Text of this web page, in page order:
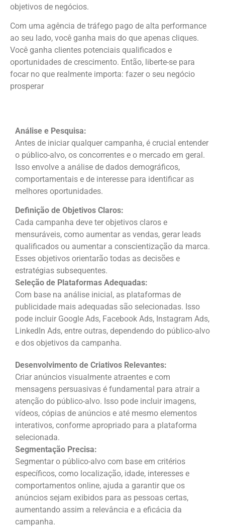
objetivos de negócios.
Com uma agência de tráfego pago de alta performance
ao seu lado, você ganha mais do que apenas cliques.
Você ganha clientes potenciais qualificados e
oportunidades de crescimento. Então, liberte-se para
focar no que realmente importa: fazer o seu negócio
prosperar
Análise e Pesquisa:
Antes de iniciar qualquer campanha, é crucial entender
o público-alvo, os concorrentes e o mercado em geral.
Isso envolve a análise de dados demográficos,
comportamentais e de interesse para identificar as
melhores oportunidades.
Definição de Objetivos Claros:
Cada campanha deve ter objetivos claros e
mensuráveis, como aumentar as vendas, gerar leads
qualificados ou aumentar a conscientização da marca.
Esses objetivos orientarão todas as decisões e
estratégias subsequentes.
Seleção de Plataformas Adequadas:
Com base na análise inicial, as plataformas de
publicidade mais adequadas são selecionadas. Isso
pode incluir Google Ads, Facebook Ads, Instagram Ads,
LinkedIn Ads, entre outras, dependendo do público-alvo
e dos objetivos da campanha.
Desenvolvimento de Criativos Relevantes:
Criar anúncios visualmente atraentes e com
mensagens persuasivas é fundamental para atrair a
atenção do público-alvo. Isso pode incluir imagens,
vídeos, cópias de anúncios e até mesmo elementos
interativos, conforme apropriado para a plataforma
selecionada.
Segmentação Precisa:
Segmentar o público-alvo com base em critérios
específicos, como localização, idade, interesses e
comportamentos online, ajuda a garantir que os
anúncios sejam exibidos para as pessoas certas,
aumentando assim a relevância e a eficácia da
campanha.